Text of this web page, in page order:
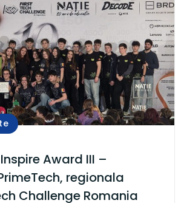
Award III –
regionala
Challenge Romania